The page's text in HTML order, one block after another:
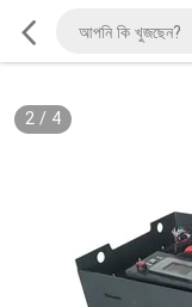
2/ 4